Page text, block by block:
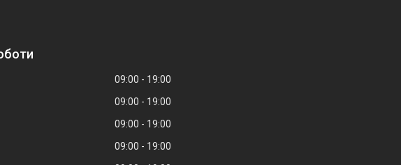
09:00
19:00
09:00
19:00
09:00
19:00
09:00
19:00